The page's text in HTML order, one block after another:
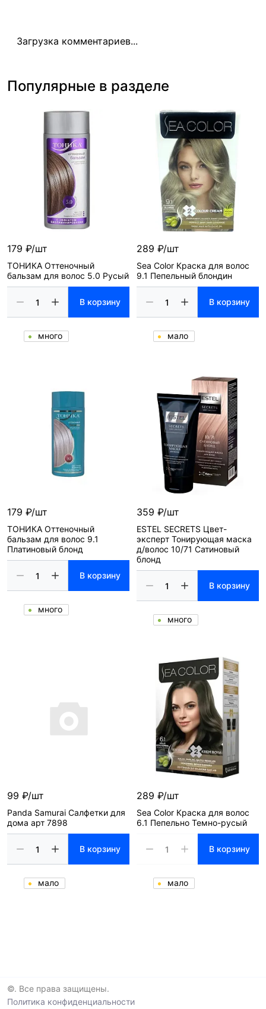
Загрузка комментариев...
Популярные в разделе
179 ₽/шт
ТОНИКА Оттеночный
бальзам для волос 5.0 Русый
В корзину
много
289 ₽/шт
Sea Color Краска для волос
9.1 Пепельный блондин
В корзину
мало
179 ₽/шт
ТОНИКА Оттеночный
бальзам для волос 9.1
Платиновый блонд
В корзину
много
359 ₽/шт
ESTEL SECRETS Цвет-
эксперт Тонирующая маска
д/волос 10/71 Сатиновый
блонд
В корзину
много
99 ₽/шт
Panda Samurai Салфетки для
дома арт 7898
В корзину
мало
289 ₽/шт
Sea Color Краска для волос
6.1 Пепельно Темно-русый
В корзину
мало
©. Все права защищены.
Политика конфиденциальности